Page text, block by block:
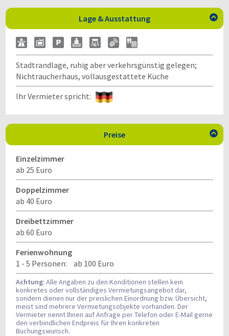
Lage & Ausstattung 
Stadtrandlage, ruhig aber verkehrsgünstig gelegen;
Nichtraucherhaus, vollausgestattete Küche
Ihr Vermieter spricht:
Preise 
Einzelzimmer
ab 25 Euro
Doppelzimmer
ab 40 Euro
Dreibettzimmer
ab 60 Euro
Ferienwohnung
1 - 5 Personen:
ab 100 Euro
Achtung: Alle Angaben zu den Konditionen stellen kein
konkretes oder vollständiges Vermietungsangebot dar,
sondern dienen nur der preislichen Einordnung bzw. Übersicht,
meist sind mehrere Vermietungsobjekte vorhanden. Der
Vermieter nennt Ihnen auf Anfrage per Telefon oder E-Mail gerne
den verbindlichen Endpreis für Ihren konkreten
Buchungswunsch.